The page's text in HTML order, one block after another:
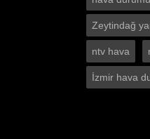
Zeytindağ
ntv hava
İzmir hava